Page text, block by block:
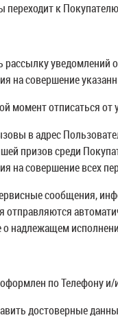
переходит к
рассылку
на совершение
момент отписаться
в адрес
призов среди
на совершение всех
сообщения,
отправляются
надлежащем
по Телефону
достоверные
при заказе от 1 000<